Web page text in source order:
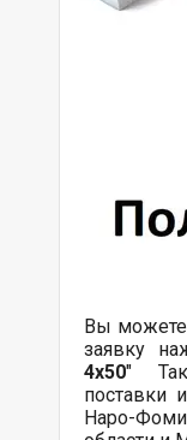
Вы можете
заявку
4х50"
поставки
Наро-